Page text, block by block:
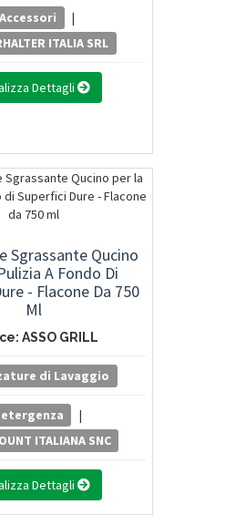
Accessori
|
ITALIA SRL
Dettagli
Sgrassante Qucino
A Fondo Di
- Flacone Da 750
Ml
ASSO GRILL
di Lavaggio
|
ITALIANA SNC
Dettagli